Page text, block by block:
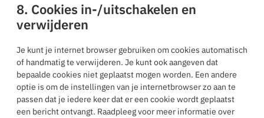
8. Cookies in-/uitschakelen en
verwijderen
Je kunt je internet browser gebruiken om cookies automatisch
of handmatig te verwijderen. Je kunt ook aangeven dat
bepaalde cookies niet geplaatst mogen worden. Een andere
optie is om de instellingen van je internetbrowser zo aan te
passen dat je iedere keer dat er een cookie wordt geplaatst
een bericht ontvangt. Raadpleeg voor meer informatie over